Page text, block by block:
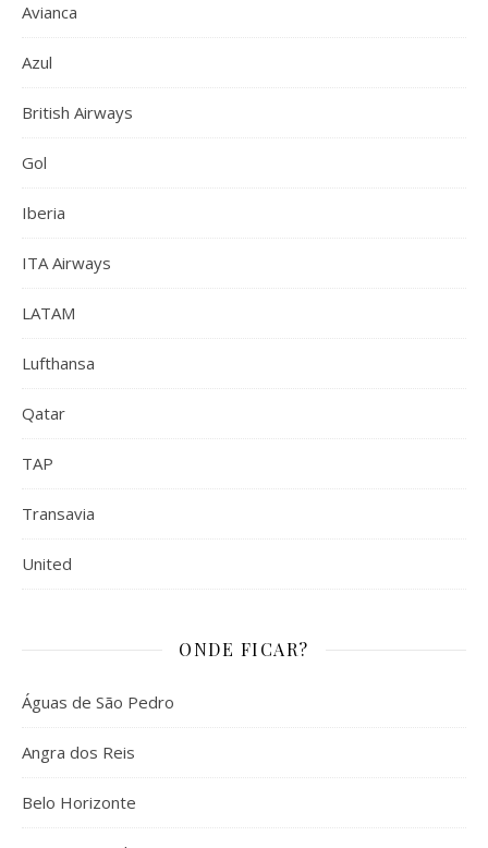
Avianca
Azul
British Airways
Gol
Iberia
ITA Airways
LATAM
Lufthansa
Qatar
TAP
Transavia
United
ONDE FICAR?
Águas de São Pedro
Angra dos Reis
Belo Horizonte